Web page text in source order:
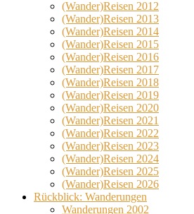
(Wander)Reisen 2012
(Wander)Reisen 2013
(Wander)Reisen 2014
(Wander)Reisen 2015
(Wander)Reisen 2016
(Wander)Reisen 2017
(Wander)Reisen 2018
(Wander)Reisen 2019
(Wander)Reisen 2020
(Wander)Reisen 2021
(Wander)Reisen 2022
(Wander)Reisen 2023
(Wander)Reisen 2024
(Wander)Reisen 2025
(Wander)Reisen 2026
Rückblick: Wanderungen
Wanderungen 2002